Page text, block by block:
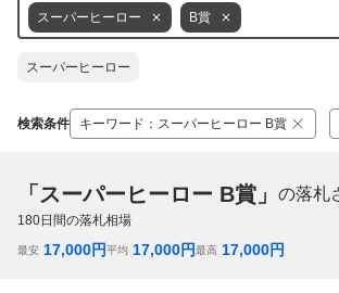
スーパーヒーロー B賞
スーパーヒーロー
検索条件 キーワード ： スーパーヒーロー B賞
「スーパーヒーロー B賞」 の落札
180日間の落札相場
最安 17,000円平均 17,000円最高 17,000円